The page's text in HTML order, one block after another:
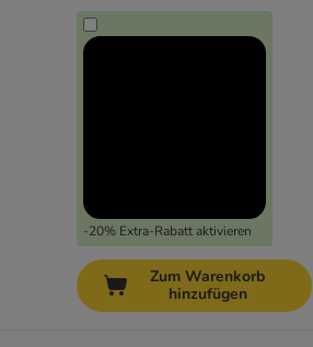
-20% Extra-Rabatt aktivieren
Zum Warenkorb
hinzufügen